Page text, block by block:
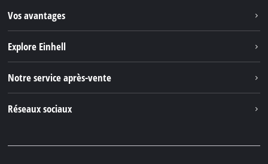
Vos avantages
Explore Einhell
Einhell Germany AG
Notre service après-vente
Réseaux sociaux